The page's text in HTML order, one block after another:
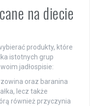
na diecie
produkty, które
istotnych grup
jadłospisie:
oraz baranina
lecz także
również przyczynia